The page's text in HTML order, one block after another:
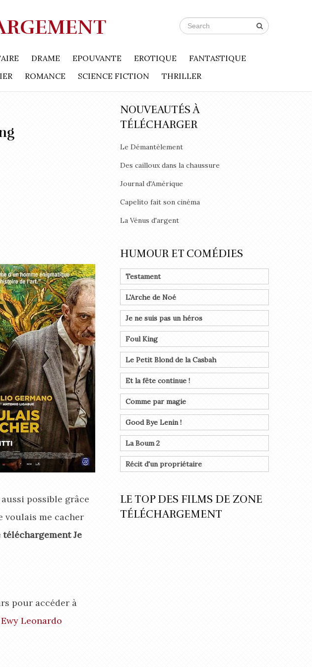
DRAME EPOUVANTE EROTIQUE
FANTASTIQUE
ROMANCE SCIENCE FICTION THRILLER
possible grâce
voulais me cacher
téléchargement Je
pour accéder à
Leonardo
NOUVEAUTÉS À
TÉLÉCHARGER
Le Démantèlement
Des cailloux dans la chaussure
Journal d'Amérique
Capelito fait son cinéma
La Vénus d'argent
HUMOUR ET COMÉDIES
Testament
L'Arche de Noé
Je ne suis pas un héros
Foul King
Le Petit Blond de la Casbah
Et la fête continue !
Comme par magie
Good Bye Lenin !
La Boum 2
Récit d'un propriétaire
LE TOP DES FILMS DE ZONE
TÉLÉCHARGEMENT